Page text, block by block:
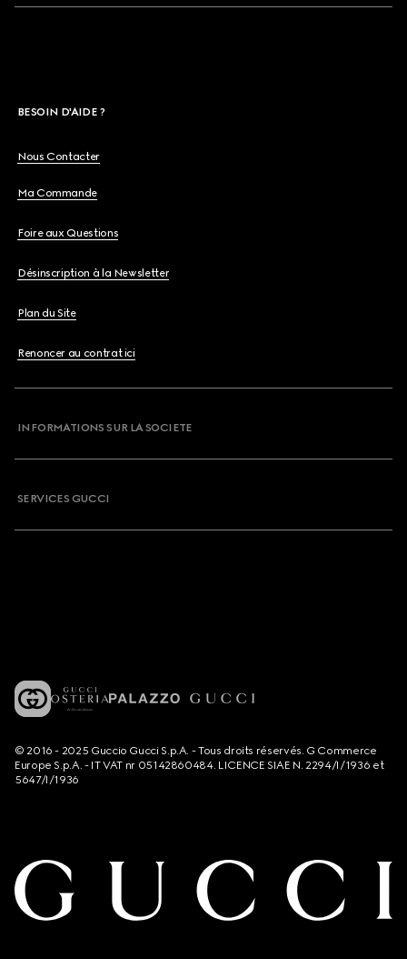
BESOIN D'AIDE ?
Nous Contacter
Ma Commande
Foire aux Questions
Désinscription à la Newsletter
Plan du Site
Renoncer au contrat ici
INFORMATIONS SUR LA SOCIETE
SERVICES GUCCI
© 2016 - 2025 Guccio Gucci S.p.A. - Tous droits réservés. G Commerce
Europe S.p.A. - IT VAT nr 05142860484. LICENCE SIAE N. 2294/I/1936 et
5647/I/1936